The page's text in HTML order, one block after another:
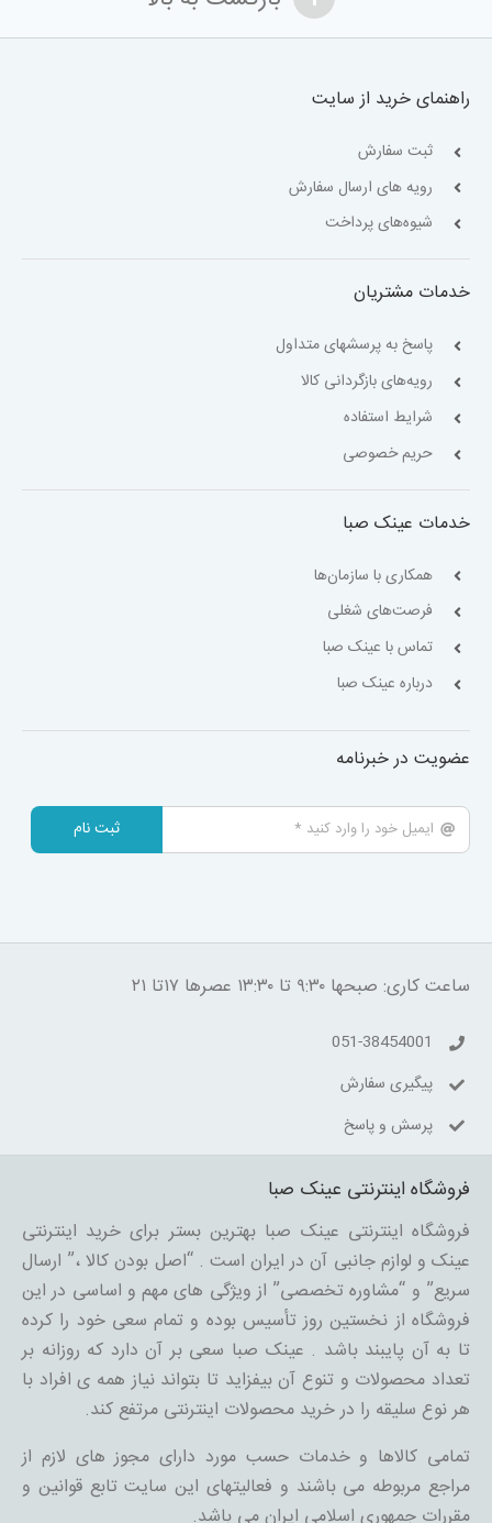
راهنمای خرید از سایت
ثبت سفارش
رویه های ارسال سفارش
شیوه‌های پرداخت
خدمات مشتریان
پاسخ به پرسشهای متداول
رویه‌های بازگردانی کالا
شرایط استفاده
حریم خصوصی
خدمات عینک صبا
همکاری با سازمان‌ها
فرصت‌های شغلی
تماس با عینک صبا
درباره عینک صبا
عضویت در خبرنامه
ثبت نام
ساعت کاری: صبحها ۹:۳۰ تا ۱۳:۳۰ عصرها ۱۷تا ۲۱
051-38454001
پیگیری سفارش
پرسش و پاسخ
فروشگاه اینترنتی عینک صبا
فروشگاه اینترنتی عینک صبا بهترین بستر برای خرید اینترنتی
عینک و لوازم جانبی آن در ایران است . “اصل بودن کالا ،” ارسال
سریع” و “مشاوره تخصصی” از ویژگی های مهم و اساسی در این
فروشگاه از نخستین روز تأسیس بوده و تمام سعی خود را کرده
تا به آن پایبند باشد . عینک صبا سعی بر آن دارد که روزانه بر
تعداد محصولات و تنوع آن بیفزاید تا بتواند نیاز همه ی افراد با
هر نوع سلیقه را در خرید محصولات اینترنتی مرتفع کند.
تمامی کالاها و خدمات حسب مورد دارای مجوز های لازم از
مراجع مربوطه می باشند و فعالیتهای این سایت تابع قوانین و